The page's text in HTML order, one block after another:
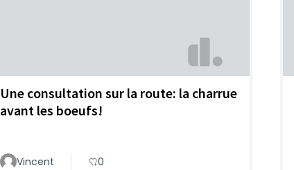
Une consultation sur la route: la charrue
avant les boeufs!
Vincent 0